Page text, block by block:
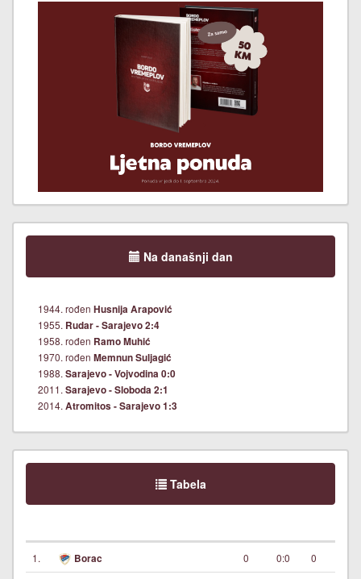
Na današnji dan
1944. rođen Husnija Arapović
1955. Rudar - Sarajevo 2:4
1958. rođen Ramo Muhić
1970. rođen Memnun Suljagić
1988. Sarajevo - Vojvodina 0:0
2011. Sarajevo - Sloboda 2:1
2014. Atromitos - Sarajevo 1:3
Tabela
1. Borac 0 0:0 0